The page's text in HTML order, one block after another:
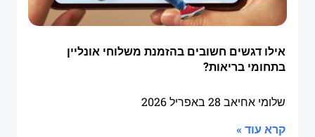
אילו דגשים חשובים בהזמנת משלוחי אונליין
בתחומי בריאות?
שלומי אחיאב 28 באפריל 2026
קרא עוד »